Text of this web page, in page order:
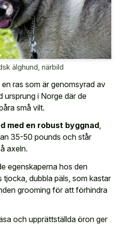
älghund, närbild
ras som är genomsyrad av
ursprung i Norge där de
små vilt.
med en robust byggnad,
35-50 pounds och står
axeln.
egenskaperna hos den
tjocka, dubbla päls, som kastar
grooming för att förhindra
och upprättställda öron ger